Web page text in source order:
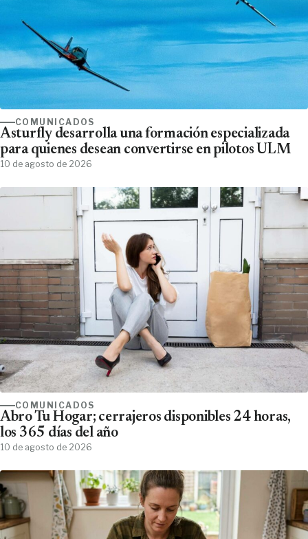
COMUNICADOS
Asturfly desarrolla una formación especializada
para quienes desean convertirse en pilotos ULM
10 de agosto de 2026
COMUNICADOS
Abro Tu Hogar; cerrajeros disponibles 24 horas,
los 365 días del año
10 de agosto de 2026